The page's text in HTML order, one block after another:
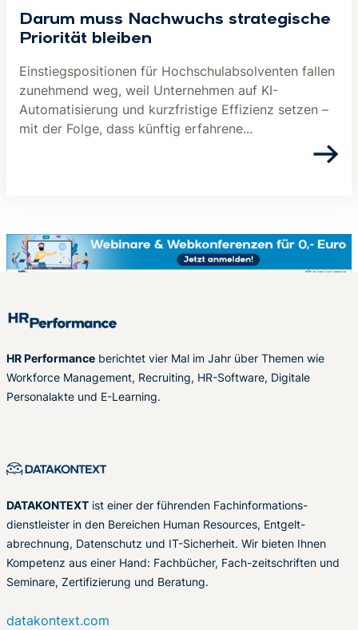
Darum muss Nachwuchs strategische
Priorität bleiben
Einstiegspositionen für Hochschulabsolventen fallen
zunehmend weg, weil Unternehmen auf KI-
Automatisierung und kurzfristige Effizienz setzen –
mit der Folge, dass künftig erfahrene...
HR Performance berichtet vier Mal im Jahr über Themen wie
Workforce Management, Recruiting, HR-Software, Digitale
Personalakte und E-Learning.
DATAKONTEXT ist einer der führenden Fachinformations-
dienstleister in den Bereichen Human Resources, Entgelt-
abrechnung, Datenschutz und IT-Sicherheit. Wir bieten Ihnen
Kompetenz aus einer Hand: Fachbücher, Fach-zeitschriften und
Seminare, Zertifizierung und Beratung.
datakontext.com